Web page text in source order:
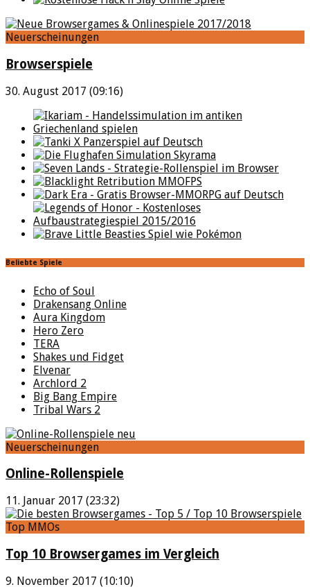
Neuerscheinungen
Browserspiele
30. August 2017 (09:16)
Beliebte Spiele
Echo of Soul
Drakensang Online
Aura Kingdom
Hero Zero
TERA
Shakes und Fidget
Elvenar
Archlord 2
Big Bang Empire
Tribal Wars 2
Neuerscheinungen
Online-Rollenspiele
11. Januar 2017 (23:32)
Top MMOs
Top 10 Browsergames im Vergleich
9. November 2017 (10:10)